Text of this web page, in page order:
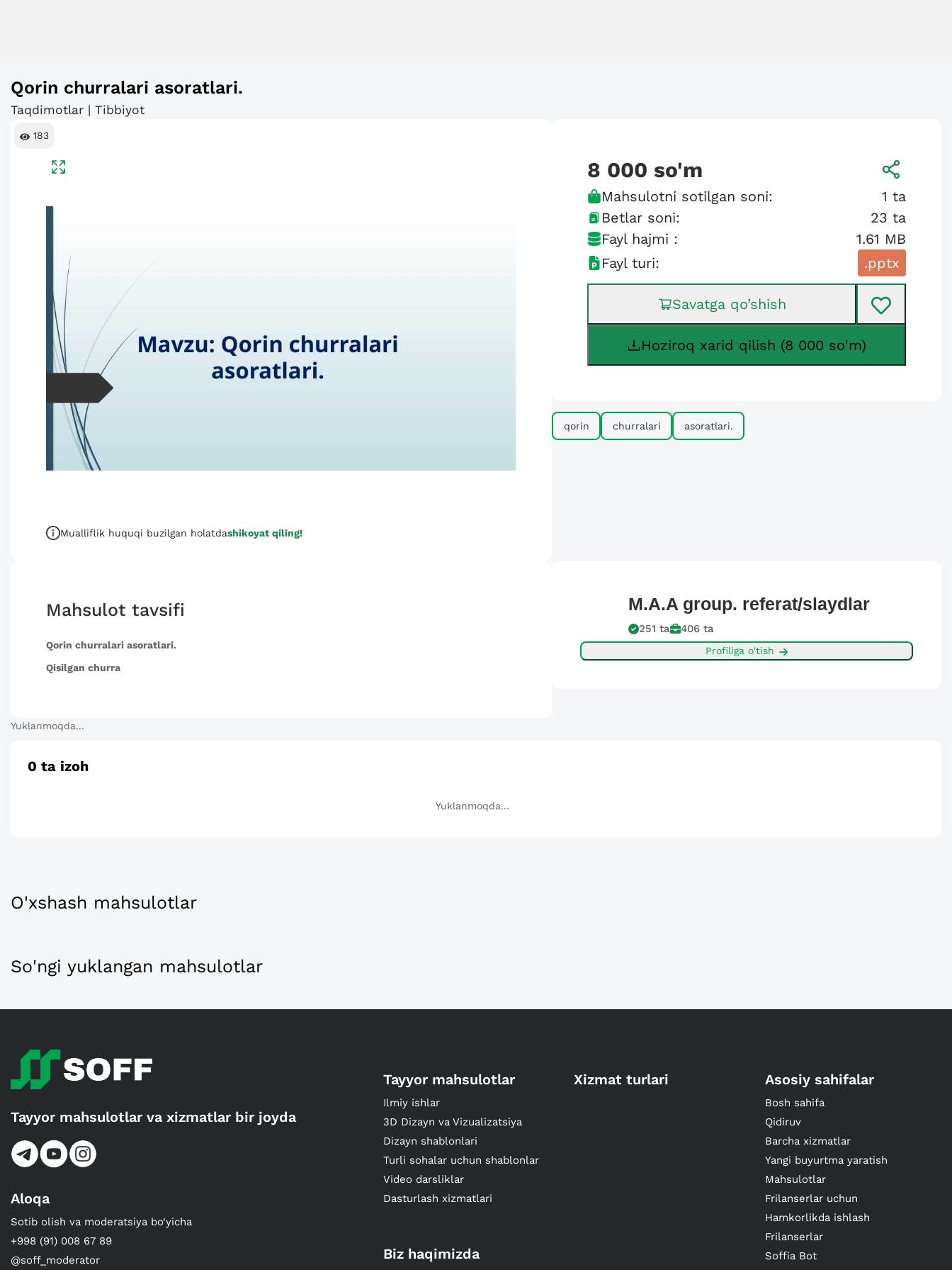
Qorin churralari asoratlari.
Taqdimotlar | Tibbiyot
183
Mualliflik huquqi buzilgan holatdashikoyat qiling!
8 000 so'm
Mahsulotni sotilgan soni: 1 ta
Betlar soni:
23 ta
Fayl hajmi :
1.61 MB
Fayl turi:
.pptx
Savatga qo’shish
Hoziroq xarid qilish (8 000 so'm)
qorin churralari asoratlari.
Mahsulot tavsifi
Qorin churralari asoratlari.
Qisilgan churra
M.A.A group. referat/slaydlar
251 ta 406 ta
Profiliga o'tish
Yuklanmoqda...
0 ta izoh
Yuklanmoqda...
O'xshash mahsulotlar
So'ngi yuklangan mahsulotlar
Tayyor mahsulotlar va xizmatlar bir joyda
Aloqa
Sotib olish va moderatsiya bo‘yicha
+998 (91) 008 67 89
@soff_moderator
Tayyor mahsulotlar
Ilmiy ishlar
3D Dizayn va Vizualizatsiya
Dizayn shablonlari
Turli sohalar uchun shablonlar
Video darsliklar
Dasturlash xizmatlari
Xizmat turlari Asosiy sahifalar
Bosh sahifa
Qidiruv
Barcha xizmatlar
Yangi buyurtma yaratish
Mahsulotlar
Frilanserlar uchun
Hamkorlikda ishlash
Frilanserlar
Soffia Bot
Biz haqimizda